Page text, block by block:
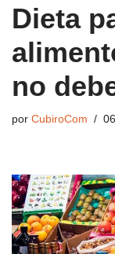
Dieta
no
por CubiroCom